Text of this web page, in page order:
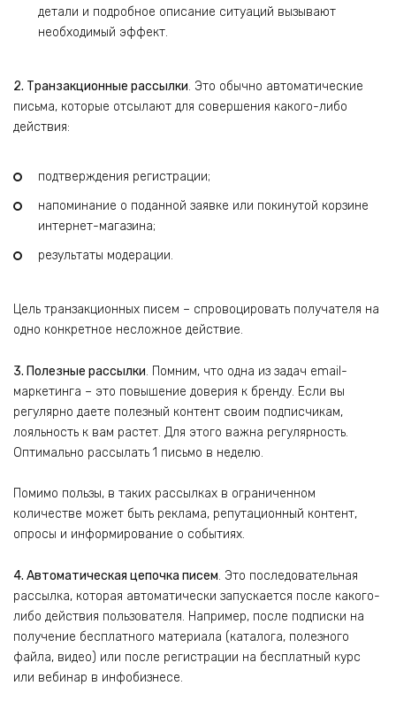
детали и подробное описание ситуаций вызывают
необходимый эффект.
2. Транзакционные рассылки. Это обычно автоматические
письма, которые отсылают для совершения какого-либо
действия:
подтверждения регистрации;
напоминание о поданной заявке или покинутой корзине
интернет-магазина;
результаты модерации.
Цель транзакционных писем – спровоцировать получателя на
одно конкретное несложное действие.
3. Полезные рассылки. Помним, что одна из задач email-
маркетинга – это повышение доверия к бренду. Если вы
регулярно даете полезный контент своим подписчикам,
лояльность к вам растет. Для этого важна регулярность.
Оптимально рассылать 1 письмо в неделю.
Помимо пользы, в таких рассылках в ограниченном
количестве может быть реклама, репутационный контент,
опросы и информирование о событиях.
4. Автоматическая цепочка писем. Это последовательная
рассылка, которая автоматически запускается после какого-
либо действия пользователя. Например, после подписки на
получение бесплатного материала (каталога, полезного
файла, видео) или после регистрации на бесплатный курс
или вебинар в инфобизнесе.